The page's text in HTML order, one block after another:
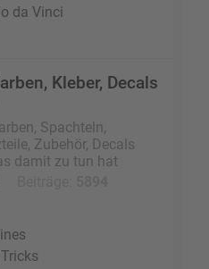
da Vinci
Kleber, Decals
Spachteln,
Zubehör, Decals
damit zu tun hat